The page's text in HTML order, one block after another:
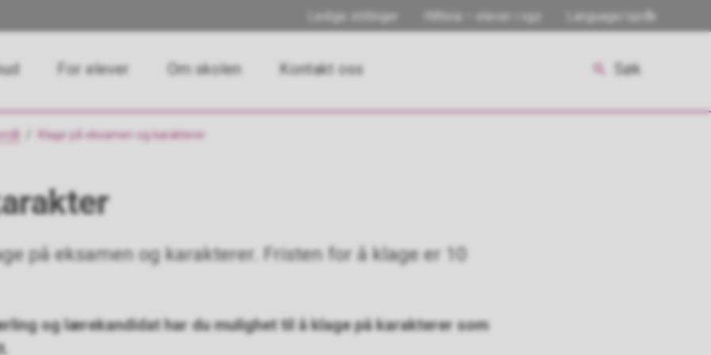
Ledige stillinger INNsia – elever i vgs Language/språk
For elever Om skolen Kontakt oss Søk
Klage på eksamen og karakterer
på eksamen og karakterer. Fristen for å klage er 10
og lærekandidat har du mulighet til å klage på karakterer som